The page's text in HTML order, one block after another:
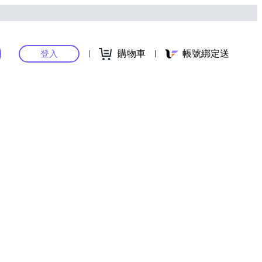
登入 購物車 帳號綁定送